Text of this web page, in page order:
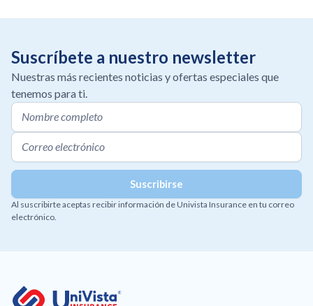
Suscríbete a nuestro newsletter
Nuestras más recientes noticias y ofertas especiales que
tenemos para ti.
Al suscribirte aceptas recibir información de Univista Insurance en tu correo
electrónico.